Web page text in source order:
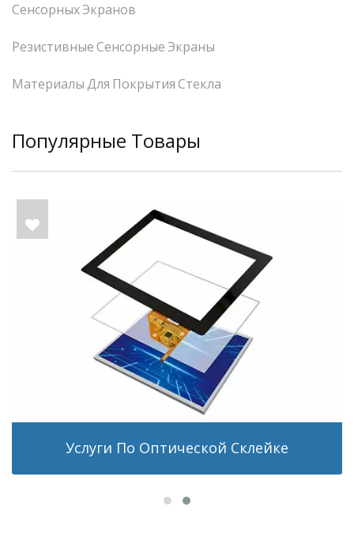
Сенсорных Экранов
Резистивные Сенсорные Экраны
Материалы Для Покрытия Стекла
Популярные Товары
Услуги По Оптической Склейке